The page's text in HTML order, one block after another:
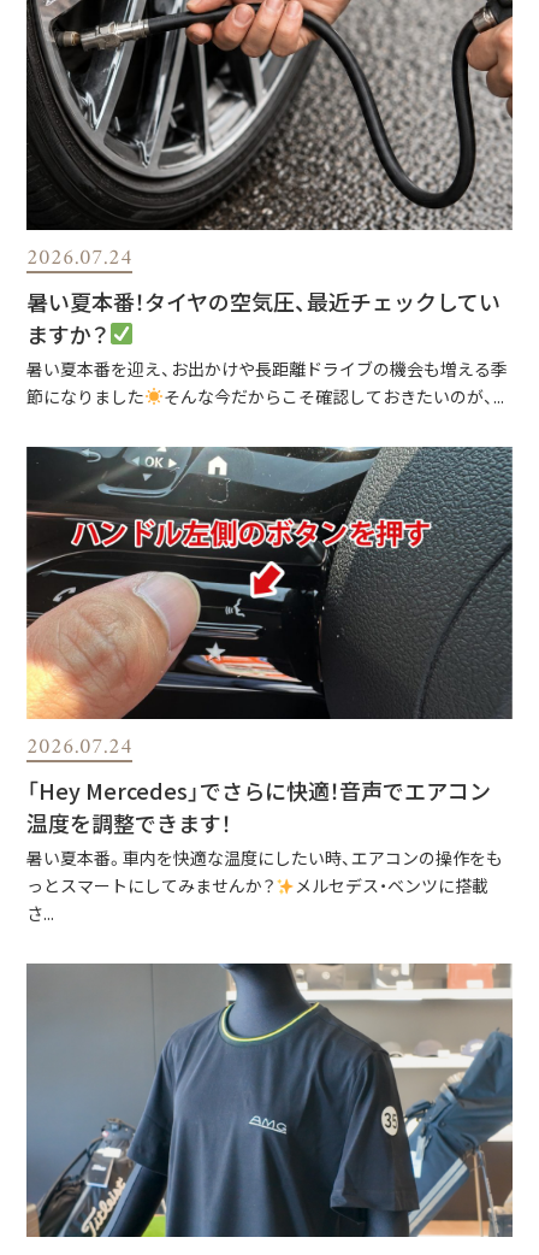
2026.07.24
暑い夏本番！タイヤの空気圧、最近チェックしてい
ますか？
暑い夏本番を迎え、お出かけや長距離ドライブの機会も増える季
節になりました
そんな今だからこそ確認しておきたいのが、...
2026.07.24
「Hey Mercedes」でさらに快適！音声でエアコン
温度を調整できます！
暑い夏本番。車内を快適な温度にしたい時、エアコンの操作をも
っとスマートにしてみませんか？
メルセデス・ベンツに搭載
さ...